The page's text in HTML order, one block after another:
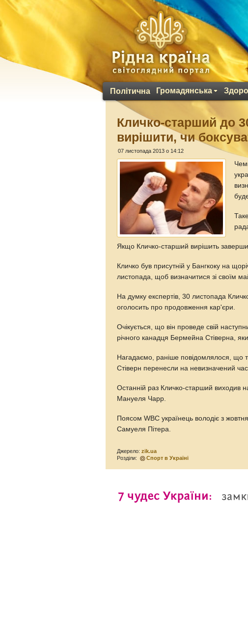
Політична Громадянська
Кличко-старший до
вирішити, чи
07 листопада 2013 о 14:12
Якщо Кличко-старший вирішить
Кличко був присутній у Бангкоку на
листопада, щоб визначитися зі своїм
На думку експертів, 30 листопада
оголосить про продовження кар'єри.
Очікується, що він проведе свій
річного канадця Бермейна Стіверна,
Нагадаємо, раніше повідомлялося, що
Стіверн перенесли на невизначений час
Останній раз Кличко-старший виходив
Мануеля Чарр.
Поясом WBC українець володіє з
Самуеля Пітера.
Джерело:zik.ua
Розділи:
Спорт в Україні